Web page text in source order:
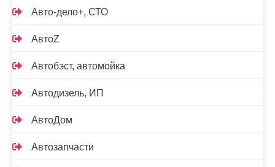
Авто-дело+, СТО
АвтоZ
Автобэст, автомойка
Автодизель, ИП
АвтоДом
Автозапчасти